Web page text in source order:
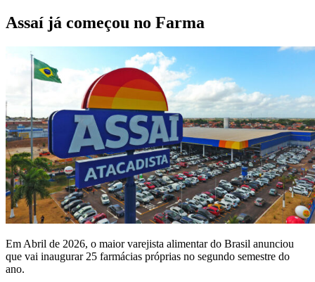
Assaí já começou no Farma
Em Abril de 2026, o maior varejista alimentar do Brasil anunciou
que vai inaugurar 25 farmácias próprias no segundo semestre do
ano.